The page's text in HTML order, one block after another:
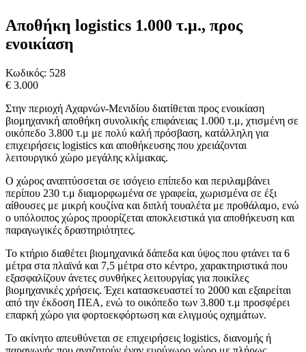
Αποθήκη logistics 1.000 τ.μ., προς
ενοικίαση
Κωδικός: 528
€ 3.000
Στην περιοχή Αχαρνών-Μενιδίου διατίθεται προς ενοικίαση
βιομηχανική αποθήκη συνολικής επιφάνειας 1.000 τ.μ, χτισμένη σε
οικόπεδο 3.800 τ.μ με πολύ καλή πρόσβαση, κατάλληλη για
επιχειρήσεις logistics και αποθήκευσης που χρειάζονται
λειτουργικό χώρο μεγάλης κλίμακας.
Ο χώρος αναπτύσσεται σε ισόγειο επίπεδο και περιλαμβάνει
περίπου 230 τ.μ διαμορφωμένα σε γραφεία, χωρισμένα σε έξι
αίθουσες με μικρή κουζίνα και διπλή τουαλέτα με προθάλαμο, ενώ
ο υπόλοιπος χώρος προορίζεται αποκλειστικά για αποθήκευση και
παραγωγικές δραστηριότητες.
Το κτήριο διαθέτει βιομηχανικά δάπεδα και ύψος που φτάνει τα 6
μέτρα στα πλαϊνά και 7,5 μέτρα στο κέντρο, χαρακτηριστικά που
εξασφαλίζουν άνετες συνθήκες λειτουργίας για ποικίλες
βιομηχανικές χρήσεις. Έχει κατασκευαστεί το 2000 και εξαιρείται
από την έκδοση ΠΕΑ, ενώ το οικόπεδο των 3.800 τ.μ προσφέρει
επαρκή χώρο για φορτοεκφόρτωση και ελιγμούς οχημάτων.
Το ακίνητο απευθύνεται σε επιχειρήσεις logistics, διανομής ή